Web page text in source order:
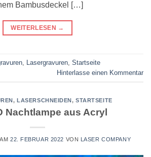
Bambusdeckel […]
WEITERLESEN →
Lasergravuren Startseite
Hinterlasse einen Kommentar
, LASERSCHNEIDEN ,STARTSEITE
Nachtlampe aus Acryl
22. FEBRUAR 2022 VON LASER COMPANY